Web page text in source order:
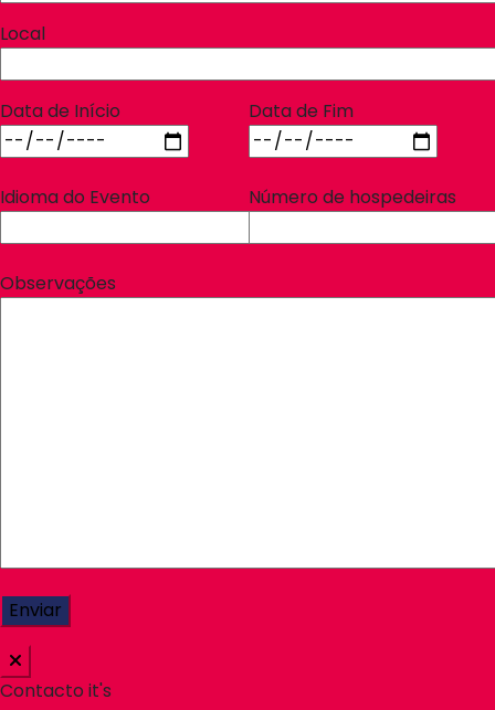
Local
Data de Início Data de Fim
Idioma do Evento Número de hospedeiras
Observações
Contacto it's